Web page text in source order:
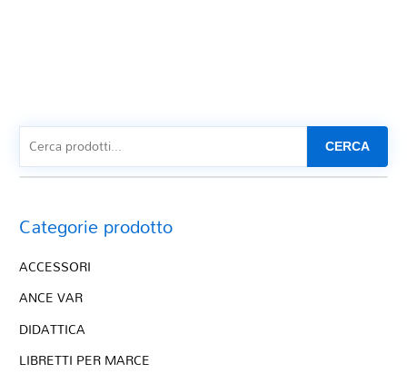
CERCA
Categorie prodotto
ACCESSORI
ANCE VAR
DIDATTICA
LIBRETTI PER MARCE